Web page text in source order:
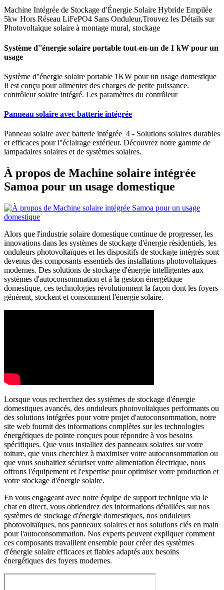
Machine Intégrée de Stockage d′Énergie Solaire Hybride Empilée
5kw Hors Réseau LiFePO4 Sans Onduleur,Trouvez les Détails sur
Photovoltaïque solaire à montage mural, stockage
Système d''énergie solaire portable tout-en-un de 1 kW pour un
usage
Système d''énergie solaire portable 1KW pour un usage domestique
Il est conçu pour alimenter des charges de petite puissance.
contrôleur solaire intégré. Les paramètres du contrôleur
Panneau solaire avec batterie intégrée
Panneau solaire avec batterie intégrée_4 - Solutions solaires durables
et efficaces pour l''éclairage extérieur. Découvrez notre gamme de
lampadaires solaires et de systèmes solaires.
À propos de Machine solaire intégrée
Samoa pour un usage domestique
Alors que l'industrie solaire domestique continue de progresser, les
innovations dans les systèmes de stockage d'énergie résidentiels, les
onduleurs photovoltaïques et les dispositifs de stockage intégrés sont
devenus des composants essentiels des installations photovoltaïques
modernes. Des solutions de stockage d'énergie intelligentes aux
systèmes d'autoconsommation et à la gestion énergétique
domestique, ces technologies révolutionnent la façon dont les foyers
génèrent, stockent et consomment l'énergie solaire.
Lorsque vous recherchez des systèmes de stockage d'énergie
domestiques avancés, des onduleurs photovoltaïques performants ou
des solutions intégrées pour votre projet d'autoconsommation, notre
site web fournit des informations complètes sur les technologies
énergétiques de pointe conçues pour répondre à vos besoins
spécifiques. Que vous installiez des panneaux solaires sur votre
toiture, que vous cherchiez à maximiser votre autoconsommation ou
que vous souhaitiez sécuriser votre alimentation électrique, nous
offrons l'équipement et l'expertise pour optimiser votre production et
votre stockage d'énergie solaire.
En vous engageant avec notre équipe de support technique via le
chat en direct, vous obtiendrez des informations détaillées sur nos
systèmes de stockage d'énergie domestiques, nos onduleurs
photovoltaïques, nos panneaux solaires et nos solutions clés en main
pour l'autoconsommation. Nos experts peuvent expliquer comment
ces composants travaillent ensemble pour créer des systèmes
d'énergie solaire efficaces et fiables adaptés aux besoins
énergétiques des foyers modernes.